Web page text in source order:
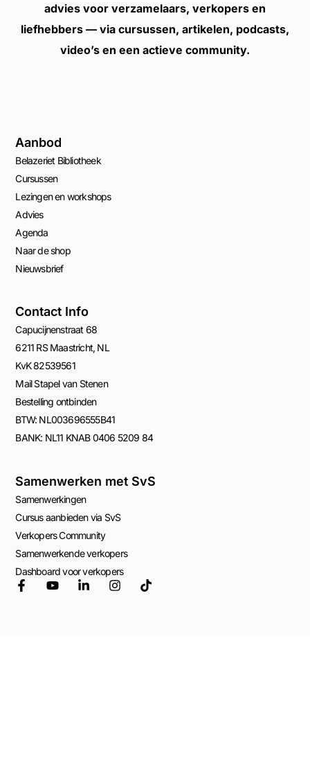
advies voor verzamelaars, verkopers en
liefhebbers — via cursussen, artikelen, podcasts,
video’s en een actieve community.
Aanbod
Belazeriet Bibliotheek
Cursussen
Lezingen en workshops
Advies
Agenda
Naar de shop
Nieuwsbrief
Contact Info
Capucijnenstraat 68
6211 RS Maastricht, NL
KvK 82539561
Mail Stapel van Stenen
Bestelling ontbinden
BTW: NL003696555B41
BANK: NL11 KNAB 0406 5209 84
Samenwerken met SvS
Samenwerkingen
Cursus aanbieden via SvS
Verkopers Community
Samenwerkende verkopers
Dashboard voor verkopers